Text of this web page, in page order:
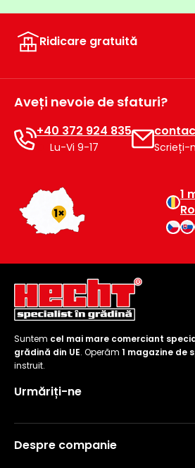
Ridicare gratuită
Aveți nevoie de sfaturi?
+40 372 924 835
Lu-Vi 9-17 Scrieți-
1
Suntem cel mai mare comerciant
grădină din UE. Operăm 1 magazine de
instruit.
Urmăriți-ne
Despre companie